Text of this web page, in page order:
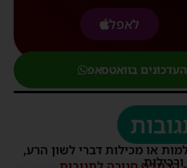
לאפל
בוואטסאפ
או מכילות דברי לשון הרע,